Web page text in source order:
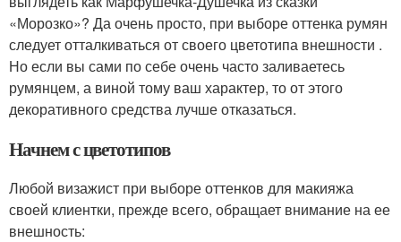
«Морозко»? Да очень просто, при выборе оттенка румян
следует отталкиваться от своего цветотипа внешности .
Но если вы сами по себе очень часто заливаетесь
румянцем, а виной тому ваш характер, то от этого
декоративного средства лучше отказаться.
Начнем с цветотипов
Любой визажист при выборе оттенков для макияжа
своей клиентки, прежде всего, обращает внимание на ее
внешность: